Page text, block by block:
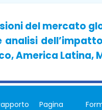
del mercato
analisi
America Latina,
Pagina